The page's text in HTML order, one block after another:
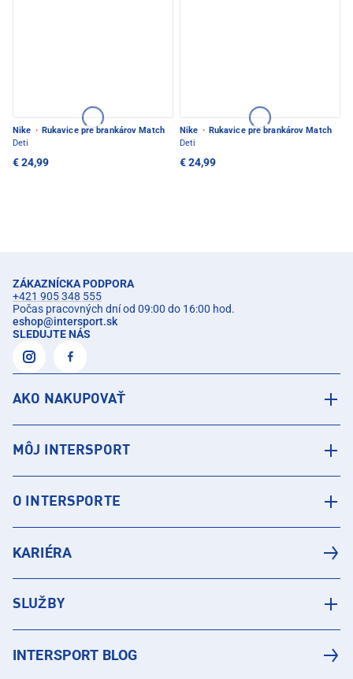
Nike · Rukavice pre brankárov Match
Deti
€ 24,99
Nike · Rukavice pre brankárov Match
Deti
€ 24,99
ZÁKAZNÍCKA PODPORA
+421 905 348 555
Počas pracovných dní od 09:00 do 16:00 hod.
eshop@intersport.sk
SLEDUJTE NÁS
AKO NAKUPOVAŤ
MÔJ INTERSPORT
O INTERSPORTE
KARIÉRA
SLUŽBY
INTERSPORT BLOG